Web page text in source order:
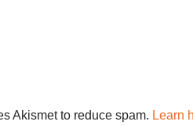
Akismet to reduce spam. Learn